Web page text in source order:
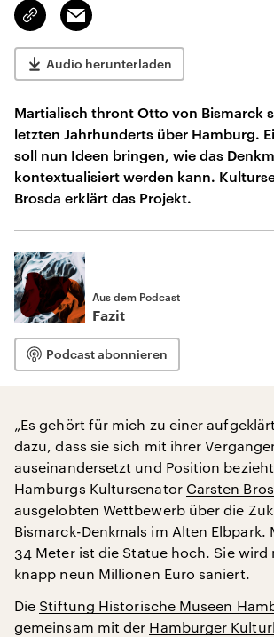
Link
kopieren/teilen
Email
Audio herunterladen
Martialisch thront Otto von Bismarck
letzten Jahrhunderts über Hamburg.
soll nun Ideen bringen, wie das
kontextualisiert werden kann.
Brosda erklärt das Projekt.
Aus dem Podcast
Fazit
Podcast abonnieren
„Es gehört für mich zu einer
dazu, dass sie sich mit ihrer
auseinandersetzt und Position
Hamburgs Kultursenator Carsten
ausgelobten Wettbewerb über die
Bismarck-Denkmals im Alten Elbpark.
34 Meter ist die Statue hoch. Sie
knapp neun Millionen Euro saniert.
Die Stiftung Historische Museen
gemeinsam mit der Hamburger